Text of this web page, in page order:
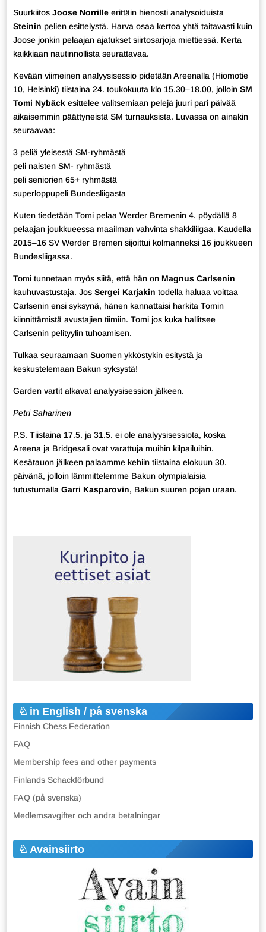
Suurkiitos Joose Norrilleerittäin hienosti analysoiduista
Steinin pelien esittelystä. Harva osaa kertoa yhtä taitavasti kuin
Joose jonkin pelaajan ajatukset siirtosarjoja miettiessä. Kerta
kaikkiaan nautinnollista seurattavaa.
Kevään viimeinen analyysisessio pidetään Areenalla (Hiomotie
10, Helsinki) tiistaina 24. toukokuuta klo 15.30–18.00, jolloin SM
Tomi Nybäckesittelee valitsemiaan pelejä juuri pari päivää
aikaisemmin päättyneistä SM turnauksista. Luvassa on ainakin
seuraavaa:
3 peliä yleisestä SM-ryhmästä
peli naisten SM- ryhmästä
peli seniorien 65+ ryhmästä
superloppupeli Bundesliigasta
Kuten tiedetään Tomi pelaa Werder Bremenin 4. pöydällä 8
pelaajan joukkueessa maailman vahvinta shakkiliigaa. Kaudella
2015–16 SV Werder Bremen sijoittui kolmanneksi 16 joukkueen
Bundesliigassa.
Tomi tunnetaan myös siitä, että hän on Magnus Carlsenin
kauhuvastustaja. JosSergei Karjakin todella haluaa voittaa
Carlsenin ensi syksynä, hänen kannattaisi harkita Tomin
kiinnittämistä avustajien tiimiin. Tomi jos kuka hallitsee
Carlsenin pelityylin tuhoamisen.
Tulkaa seuraamaan Suomen ykköstykin esitystä ja
keskustelemaan Bakun syksystä!
Garden vartit alkavat analyysisession jälkeen.
Petri Saharinen
P.S. Tiistaina 17.5. ja 31.5. ei ole analyysisessiota, koska
Areena ja Bridgesali ovat varattuja muihin kilpailuihin.
Kesätauon jälkeen palaamme kehiin tiistaina elokuun 30.
päivänä, jolloin lämmittelemme Bakun olympialaisia
tutustumalla Garri Kasparovin, Bakun suuren pojan uraan.
in English / på svenska
Finnish Chess Federation
FAQ
Membership fees and other payments
Finlands Schackförbund
FAQ (på svenska)
Medlemsavgifter och andra betalningar
Avainsiirto